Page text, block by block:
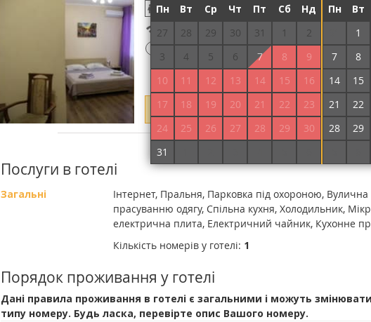
Пн Вт Ср Чт Пт Сб
Нд
27
28 29 30 31 1
2
3
4 5 6 7 8
9
10
11 12 13 14 15
16
17
18 19 20 21 22
23
24
25 26 27 28 29
30
31
Пн Вт
1
7
8
14
15
21
22
28
29
Безкоштовний Wi-Fi
! Потрібна передоплата
Вкажіть дати проживання, щоб уточнити
Докладніше про номер
Послуги в готелі
Загальні
Інтернет, Пральня, Парковка під охороною,
прасуванню одягу, Спільна кухня, Холодильник,
електрична плита, Електричний чайник, Кухонне
Кількість номерів у готелі: 1
Порядок проживання у готелі
Дані правила проживання в готелі є загальними і можуть
типу номеру. Будь ласка, перевірте опис Вашого номеру.